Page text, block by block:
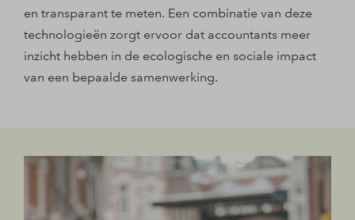
en transparant te meten. Een combinatie van deze
technologieën zorgt ervoor dat accountants meer
inzicht hebben in de ecologische en sociale impact
van een bepaalde samenwerking.